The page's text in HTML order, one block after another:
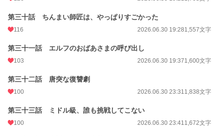
第三十話 ちんまい師匠は、やっぱりすごかった
116 2026.06.30 19:281,557文字
第三十一話 エルフのおばあさまの呼び出し
103 2026.06.30 19:371,600文字
第三十二話 唐突な復讐劇
100 2026.06.30 23:311,838文字
第三十三話 ミドル級、誰も挑戦してこない
100 2026.06.30 23:411,672文字